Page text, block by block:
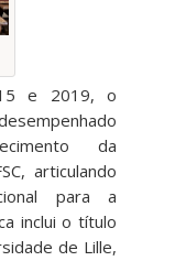
e 2019, o
da
articulando
para a
inclui o título
de Lille,